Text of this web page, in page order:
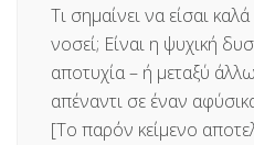
Τι σημαίνει να είσαι
νοσεί; Είναι η ψυχική
αποτυχία – ή μεταξύ
απέναντι σε έναν
[Το παρόν κείμενο